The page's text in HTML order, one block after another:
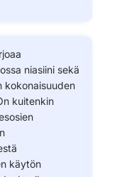
niasiini sekä
kokonaisuuden
kuitenkin
käytön